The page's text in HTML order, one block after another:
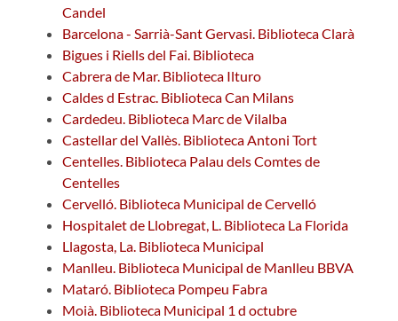
Candel
Barcelona - Sarrià-Sant Gervasi. Biblioteca Clarà
Bigues i Riells del Fai. Biblioteca
Cabrera de Mar. Biblioteca Ilturo
Caldes d Estrac. Biblioteca Can Milans
Cardedeu. Biblioteca Marc de Vilalba
Castellar del Vallès. Biblioteca Antoni Tort
Centelles. Biblioteca Palau dels Comtes de
Centelles
Cervelló. Biblioteca Municipal de Cervelló
Hospitalet de Llobregat, L. Biblioteca La Florida
Llagosta, La. Biblioteca Municipal
Manlleu. Biblioteca Municipal de Manlleu BBVA
Mataró. Biblioteca Pompeu Fabra
Moià. Biblioteca Municipal 1 d octubre